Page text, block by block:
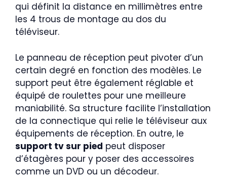
qui définit la distance en millimètres entre
les 4 trous de montage au dos du
téléviseur.
Le panneau de réception peut pivoter d’un
certain degré en fonction des modèles. Le
support peut être également réglable et
équipé de roulettes pour une meilleure
maniabilité. Sa structure facilite l’installation
de la connectique qui relie le téléviseur aux
équipements de réception. En outre, le
support tv sur pied peut disposer
d’étagères pour y poser des accessoires
comme un DVD ou un décodeur.